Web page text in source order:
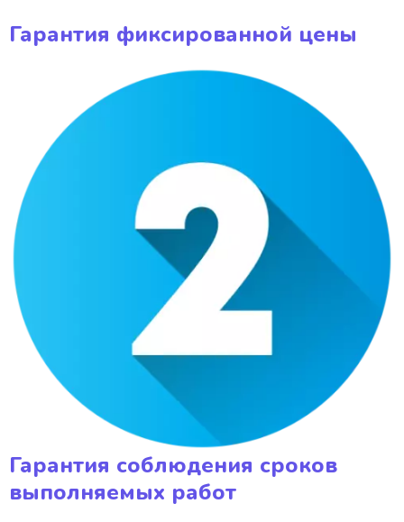
Гарантия фиксированной цены
Гарантия соблюдения сроков
выполняемых работ